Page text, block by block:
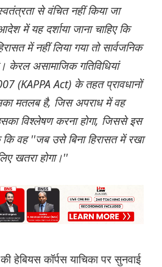
से वंचित नहीं किया जा
में यह दर्शाया जाना चाहिए कि
में नहीं लिया गया तो सार्वजनिक
केरल असामाजिक गतिविधियां
(KAPPA Act) के तहत प्रावधानों
मतलब है, जिस अपराध में वह
विश्लेषण करना होगा, जिससे इस
कि वह ''जब उसे बिना हिरासत में रखा
खतरा होगा।''
हेबियस कॉर्पस याचिका पर सुनवाई